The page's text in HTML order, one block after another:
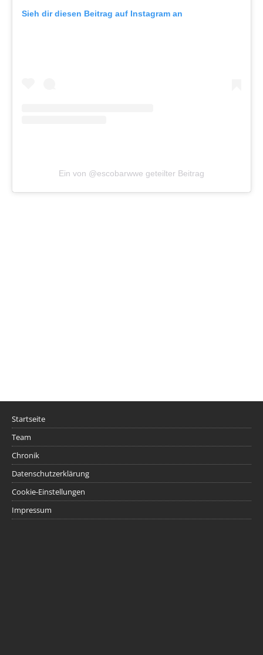
Sieh dir diesen Beitrag auf Instagram an
Ein von @escobarwwe geteilter Beitrag
Startseite
Team
Chronik
Datenschutzerklärung
Cookie-Einstellungen
Impressum